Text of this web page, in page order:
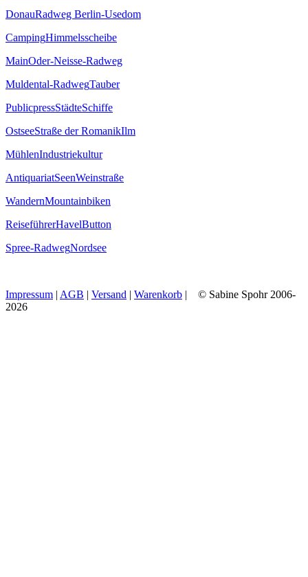
DonauRadweg Berlin-Usedom
CampingHimmelsscheibe
MainOder-Neisse-Radweg
Muldental-RadwegTauber
PublicpressStädteSchiffe
OstseeStraße der RomanikIlm
MühlenIndustriekultur
AntiquariatSeenWeinstraße
WandernMountainbiken
ReiseführerHavelButton
Spree-RadwegNordsee
Impressum | AGB | Versand | Warenkorb | © Sabine Spohr 2006-
2026